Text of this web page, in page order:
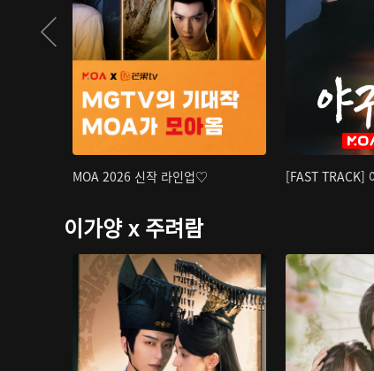
MOA 2026 신작 라인업♡ [FAST TRACK]
이가양 x 주려람